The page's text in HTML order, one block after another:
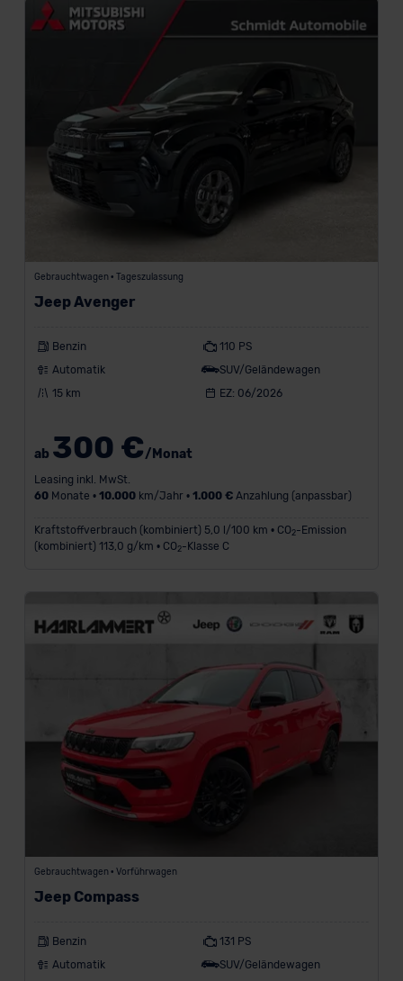
der EU erfolgt, erfolgt dies ausschließlich auf der
Grundlage eines Angemessenheitsbeschlusses der EU-
Kommission (Art. 45 Abs. 1 DSGVO), von
Standarddatenschutzklauseln (Art. 46 Abs. 2 lit. c
DSGVO) oder wenn Sie hierzu Ihre Einwilligung freiwillig
erteilen. Nähere Informationen zu den bestehenden
Datenschutzklauseln können Sie über den Kontakt zu
unserem Datenschutzbeauftragten unter
datenschutz@meinauto.de anfordern.
Impressum
Gebrauchtwagen • Tageszulassung
Jeep Avenger
Benzin
110 PS
Automatik
SUV/Geländewagen
15 km
EZ: 06/2026
ab 300 €/Monat
Leasing inkl. MwSt.
60Monate • 10.000km/Jahr • 1.000 €Anzahlung (anpassbar)
Kraftstoffverbrauch (kombiniert) 5,0 l/100 km • CO2-Emission
(kombiniert) 113,0 g/km • CO2-Klasse C
Gebrauchtwagen • Vorführwagen
Jeep Compass
Benzin
131 PS
Automatik
SUV/Geländewagen